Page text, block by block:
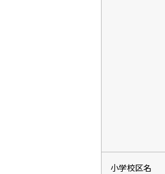
小学校区名